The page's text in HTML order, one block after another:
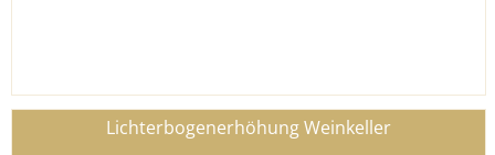
Lichterbogenerhöhung Weinkeller